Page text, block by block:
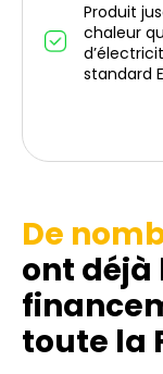
Produit
chaleur
standard
De
ont déjà
toute la